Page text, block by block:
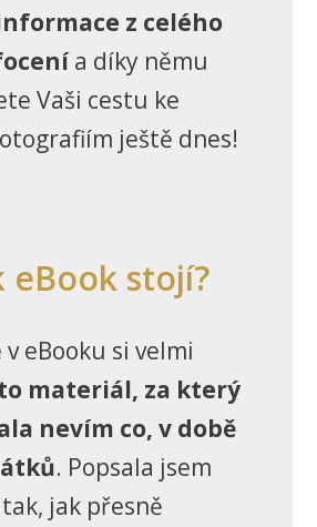
z celého
a díky němu
Vaši cestu ke
ještě dnes!
eBook stojí?
eBooku si velmi
to materiál, za který
nevím co, v době
. Popsala jsem
jak přesně